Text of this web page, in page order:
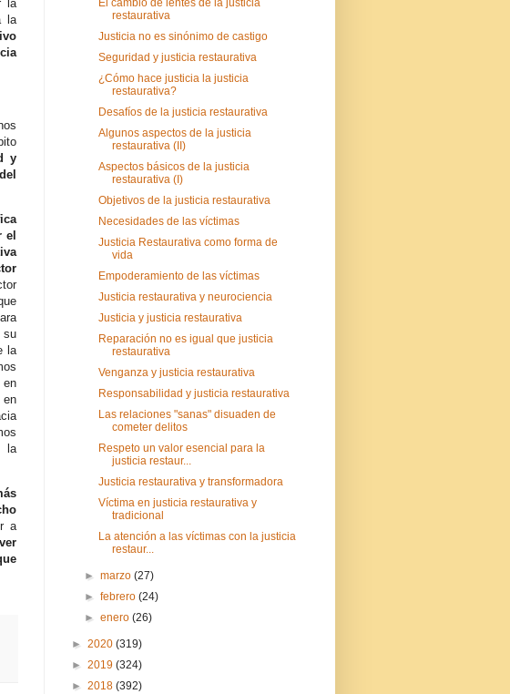
la
la
y
el
su
la
en
la
a
El cambio de lentes de la justicia
restaurativa
Justicia no es sinónimo de castigo
Seguridad y justicia restaurativa
¿Cómo hace justicia la justicia
restaurativa?
Desafíos de la justicia restaurativa
Algunos aspectos de la justicia
restaurativa (II)
Aspectos básicos de la justicia
restaurativa (I)
Objetivos de la justicia restaurativa
Necesidades de las víctimas
Justicia Restaurativa como forma de
vida
Empoderamiento de las víctimas
Justicia restaurativa y neurociencia
Justicia y justicia restaurativa
Reparación no es igual que justicia
restaurativa
Venganza y justicia restaurativa
Responsabilidad y justicia restaurativa
Las relaciones "sanas" disuaden de
cometer delitos
Respeto un valor esencial para la
justicia restaur...
Justicia restaurativa y transformadora
Víctima en justicia restaurativa y
tradicional
La atención a las víctimas con la justicia
restaur...
►marzo(27)
►febrero(24)
►enero(26)
► 2020 (319)
► 2019 (324)
► 2018 (392)